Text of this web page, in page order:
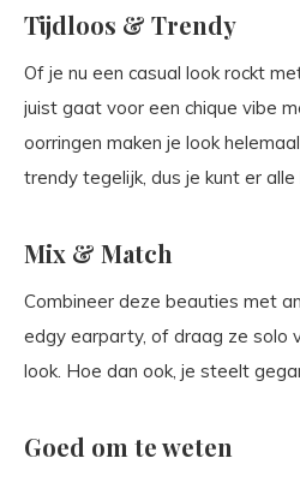
Tijdloos & Trendy
Of je nu een casual look rockt
juist gaat voor een chique vibe
oorringen maken je look
trendy tegelijk, dus je kunt er
Mix & Match
Combineer deze beauties met
edgy earparty, of draag ze solo
look. Hoe dan ook, je steelt
Goed om te weten